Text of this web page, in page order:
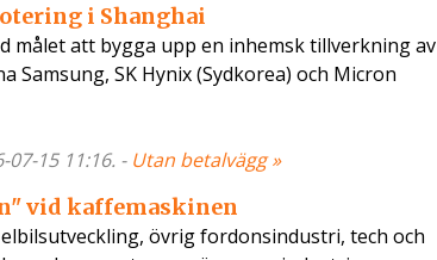
i Shanghai
målet att bygga upp en inhemsk tillverkning av
SK Hynix (Sydkorea) och Micron
15 11:16. - Utan betalvägg »
vid kaffemaskinen
övrig fordonsindustri, tech och